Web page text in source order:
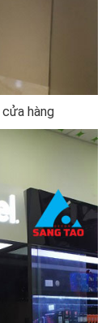
hàng